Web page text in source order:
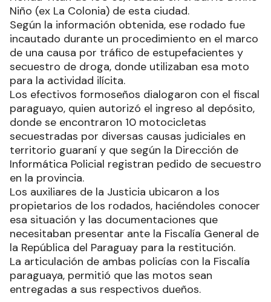
Niño (ex La Colonia) de esta ciudad.
Según la información obtenida, ese rodado fue
incautado durante un procedimiento en el marco
de una causa por tráfico de estupefacientes y
secuestro de droga, donde utilizaban esa moto
para la actividad ilícita.
Los efectivos formoseños dialogaron con el fiscal
paraguayo, quien autorizó el ingreso al depósito,
donde se encontraron 10 motocicletas
secuestradas por diversas causas judiciales en
territorio guaraní y que según la Dirección de
Informática Policial registran pedido de secuestro
en la provincia.
Los auxiliares de la Justicia ubicaron a los
propietarios de los rodados, haciéndoles conocer
esa situación y las documentaciones que
necesitaban presentar ante la Fiscalía General de
la República del Paraguay para la restitución.
La articulación de ambas policías con la Fiscalía
paraguaya, permitió que las motos sean
entregadas a sus respectivos dueños.